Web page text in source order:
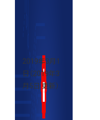
2019年3月1
日 （2019年3
月5日 更新）